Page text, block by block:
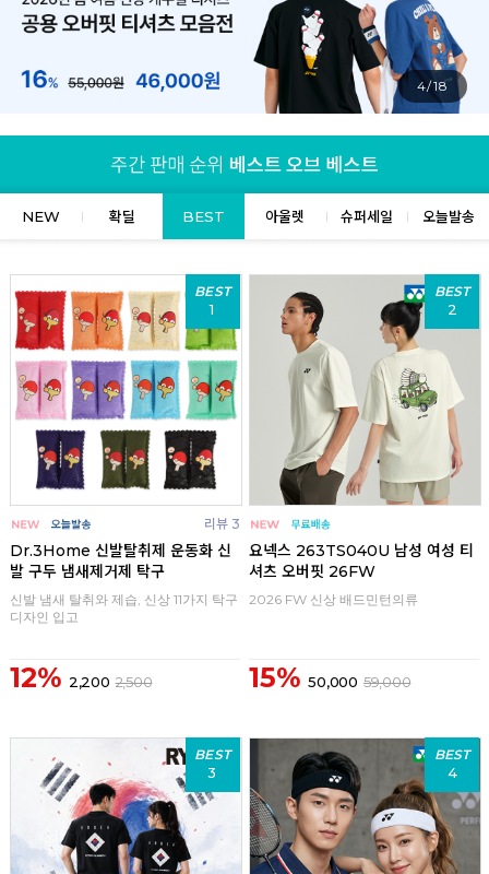
4/18
NEW 확딜 BEST 아울렛 슈퍼세일 오늘발송
BEST
1
리뷰 3
Dr.3Home 신발탈취제 운동화 신
발 구두 냄새제거제 탁구
신발 냄새 탈취와 제습, 신상 11가지 탁구
디자인 입고
12% 2,200 2,500
BEST
2
요넥스 263TS040U 남성 여성 티
셔츠 오버핏 26FW
2026 FW 신상 배드민턴의류
15% 50,000 59,000
BEST
3
BEST
4